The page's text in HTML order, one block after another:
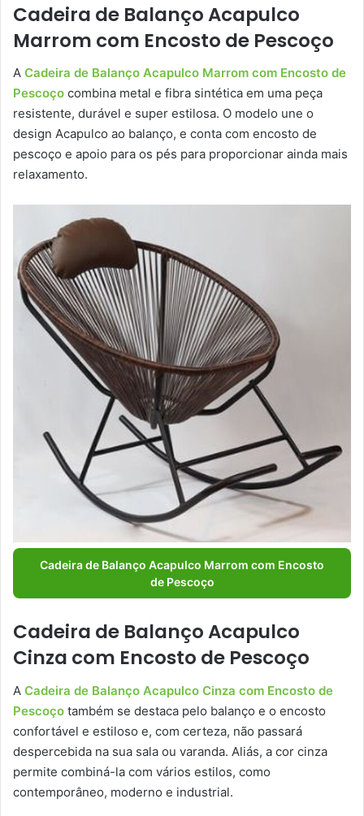
Cadeira de Balanço Acapulco
Marrom com Encosto de Pescoço
A Cadeira de Balanço Acapulco Marrom com Encosto de
Pescoço combina metal e fibra sintética em uma peça
resistente, durável e super estilosa. O modelo une o
design Acapulco ao balanço, e conta com encosto de
pescoço e apoio para os pés para proporcionar ainda mais
relaxamento.
Cadeira de Balanço Acapulco Marrom com Encosto
de Pescoço
Cadeira de Balanço Acapulco
Cinza com Encosto de Pescoço
A Cadeira de Balanço Acapulco Cinza com Encosto de
Pescoço também se destaca pelo balanço e o encosto
confortável e estiloso e, com certeza, não passará
despercebida na sua sala ou varanda. Aliás, a cor cinza
permite combiná-la com vários estilos, como
contemporâneo, moderno e industrial.